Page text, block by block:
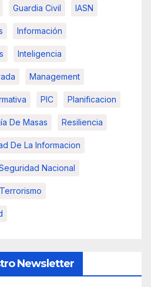
Guardia Civil IASN
Información
Inteligencia
Management
PIC Planificacion
De Masas Resiliencia
De La Informacion
Nacional
Terrorismo
Newsletter